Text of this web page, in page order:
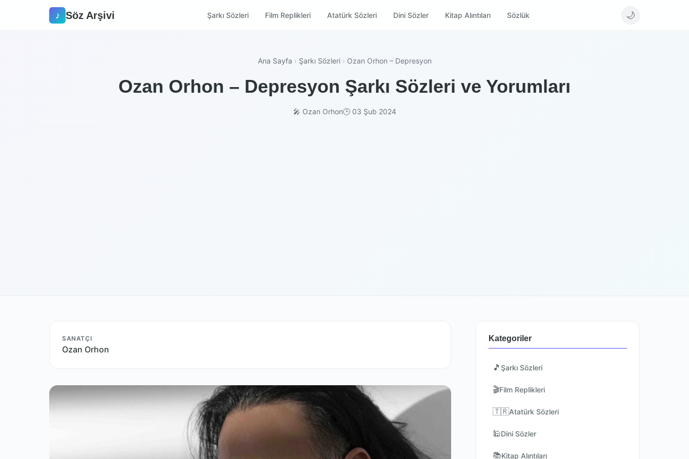
♪ Söz Arşivi Şarkı Sözleri Film Replikleri Atatürk Sözleri Dini Sözler Kitap Alıntıları Sözlük 🌙
Ana Sayfa › Şarkı Sözleri › Ozan Orhon – Depresyon
Ozan Orhon – Depresyon Şarkı Sözleri ve Yorumları
🎤 Ozan Orhon🕒 03 Şub 2024
SANATÇI
Ozan Orhon
Kategoriler
🎵 Şarkı Sözleri
🎬Film Replikleri
🇹🇷Atatürk Sözleri
🕌Dini Sözler
📚Kitap Alıntıları